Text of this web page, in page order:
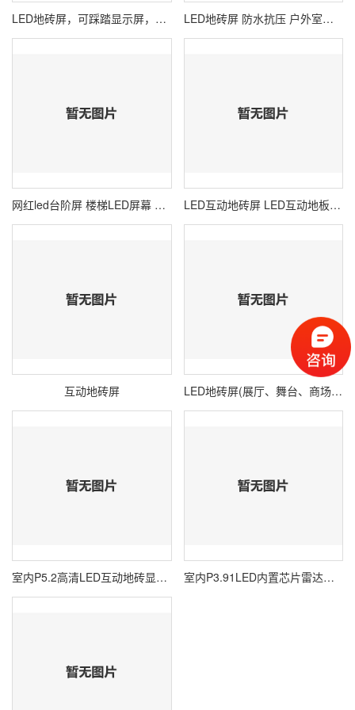
LED地砖屏，可踩踏显示屏，内置感应P2.97 LED地砖屏 防水抗压 户外室内均可使用
网红led台阶屏 楼梯LED屏幕 阶梯LED显示屏 LED互动地砖屏 LED互动地板屏 感应地砖显示屏
互动地砖屏 LED地砖屏(展厅、舞台、商场、景区）
室内P5.2高清LED互动地砖显示屏模组单元板 室内P3.91LED内置芯片雷达感应互动地砖显示屏